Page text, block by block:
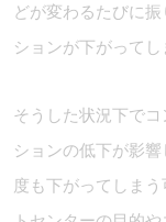
どが変わるたびに
ションが下がってし
そうした状況下で
ションの低下が影
度も下がってしま